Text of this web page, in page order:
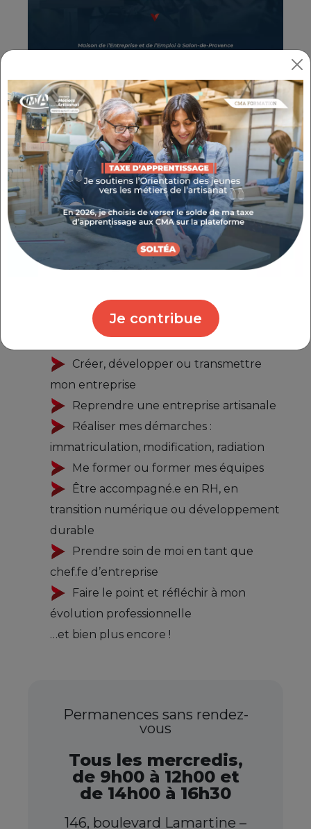
Je contribue
NOUVEAU À SALON-DE-
PROVENCE : VOTRE CMA VOUS
ACCUEILLE DÈS LE 10 SEPTEMBRE
2025 !
Que vous soyezartisan, porteur de projet,
dirigeant·e ou salarié·e,la CMA Provence-
Alpes-Côte d’Azur vous accompagneà
chaque étape de la vie de votre
entreprise
l’Entreprise et de l’Emploi pour bénéficier de
conseils personnalisés sur :
Créer, développer ou transmettre
mon entreprise
Reprendre une entreprise artisanale
Réaliser mes démarches :
immatriculation, modification, radiation
Me former ou former mes équipes
Être accompagné.e en RH, en
transition numérique ou développement
durable
Prendre soin de moi en tant que
chef.fe d’entreprise
Faire le point et réfléchir à mon
évolution professionnelle
…et bien plus encore !
Permanences sans rendez-
vous
Tous les mercredis,
de 9h00 à 12h00 et
de 14h00 à 16h30
146, boulevard Lamartine –